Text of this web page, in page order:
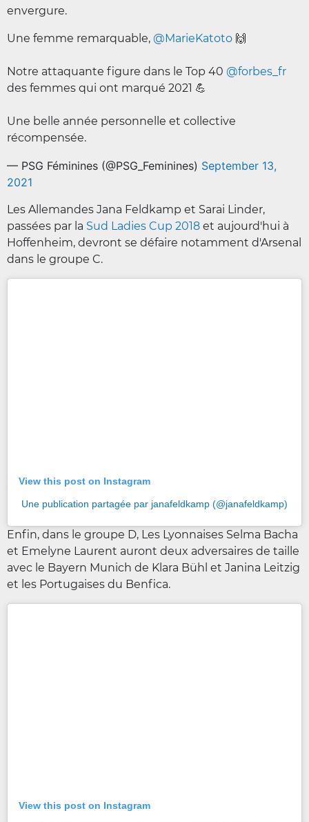
envergure.
Une femme remarquable, @MarieKatoto 🙌
Notre attaquante figure dans le Top 40 @forbes_fr
des femmes qui ont marqué 2021 💪
Une belle année personnelle et collective
récompensée.
— PSG Féminines (@PSG_Feminines) September 13,
2021
Les Allemandes Jana Feldkamp et Sarai Linder,
passées par la Sud Ladies Cup 2018 et aujourd'hui à
Hoffenheim, devront se défaire notamment d'Arsenal
dans le groupe C.
View this post on Instagram
Une publication partagée par janafeldkamp (@janafeldkamp)
Enfin, dans le groupe D, Les Lyonnaises Selma Bacha
et Emelyne Laurent auront deux adversaires de taille
avec le Bayern Munich de Klara Bühl et Janina Leitzig
et les Portugaises du Benfica.
View this post on Instagram